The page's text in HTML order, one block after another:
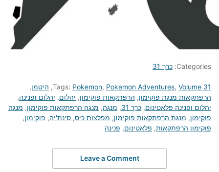
Categories: כרך 31
Tags: Pokemon, Pokemon Adventures, Volume 31
, היטמן,
הרפתקאות מנגת פוקימון, הרפתקאות פוקימון, יהלום, יהלום ופנינה,
יהלום ופנינה פלאטינום, כרך 31 , מנגה, מנגה הרפתקאות פוקימון, מנגה
פוקימון, מנגת הרפתקאות פוקימון, מפלצות כיס, סינת'יה, פוקימון,
פוקימון הרפתקאות, פלאטינום, פנינה
Leave a Comment